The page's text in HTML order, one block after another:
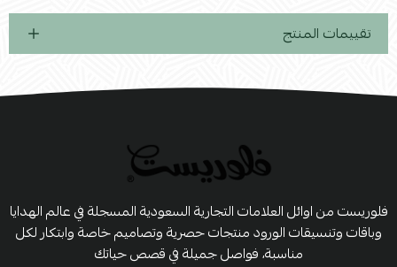
تقييمات المنتج
فلوريست من اوائل العلامات التجارية السعودية المسجلة في عالم الهدايا
وباقات وتنسيقات الورود منتجات حصرية وتصاميم خاصة وابتكار لكل
مناسبة، فواصل جميلة في قصص حياتك